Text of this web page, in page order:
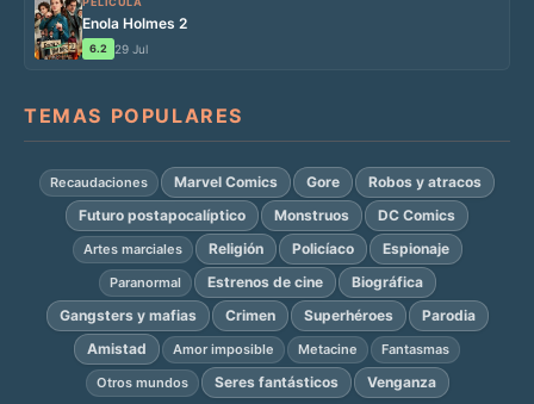
Enola Holmes 2
6.2 29 Jul
TEMAS POPULARES
Recaudaciones Marvel Comics Gore
Robos y atracos
Futuro postapocalíptico
Monstruos DC Comics
Artes marciales Religión Policíaco Espionaje
Paranormal Estrenos de cine
Biográfica
Gangsters y mafias
Crimen Superhéroes
Parodia
Amistad
Amor imposible Metacine
Fantasmas
Otros mundos
Seres fantásticos Venganza